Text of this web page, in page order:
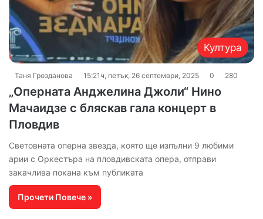
Култура
Таня Грозданова 15:21ч, петък, 26 септември, 2025 0 280
„Оперната Анджелина Джоли“ Нино
Мачаидзе с бляскав гала концерт в
Пловдив
Световната оперна звезда, която ще изпълни 9 любими
арии с Оркестъра на пловдивската опера, отправи
закачлива покана към публиката
Прочети Повече »